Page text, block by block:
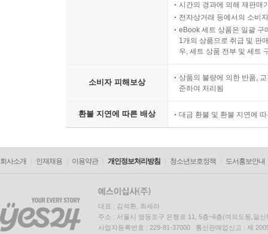
시간의 경과에 의해 재판매
전자상거래 등에서의 소비
eBook 세트 상품은 일괄 구
1개의 상품으로 취급 및 판
우, 세트 상품 전부 및 세트
소비자 피해보상
상품의 불량에 의한 반품,
준하여 처리됨
환불 지연에 따른 배상 대금 환불 및 환불 지연에
회사소개 인재채용 이용약관 개인정보처리방침 청소년보호정책 도서홍보안내
대표 : 김석환, 최세라
주소 : 서울시 영등포구 은행로 11, 5층~6층(여의도동,일신
사업자등록번호 : 229-81-37000 통신판매업신고 : 제